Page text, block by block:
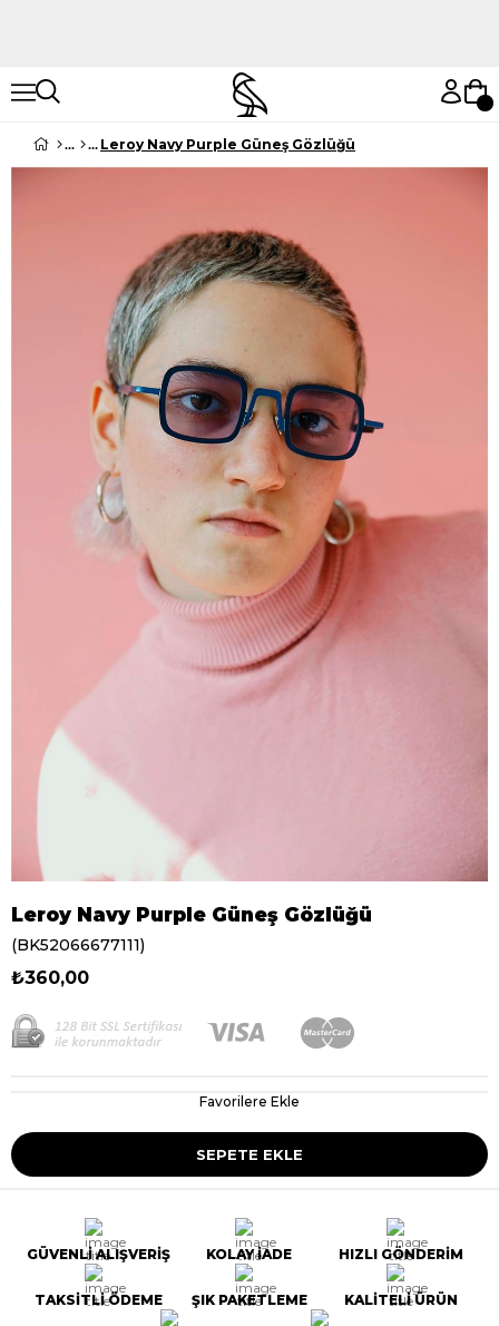
Leroy Navy Purple Güneş Gözlüğü
Leroy Navy Purple Güneş Gözlüğü
(BK52066677111)
₺360,00
Favorilere Ekle
GÜVENLİ ALIŞVERİŞ KOLAY İADE HIZLI GÖNDERİM
TAKSİTLİ ÖDEME ŞIK PAKETLEME KALİTELİ ÜRÜN